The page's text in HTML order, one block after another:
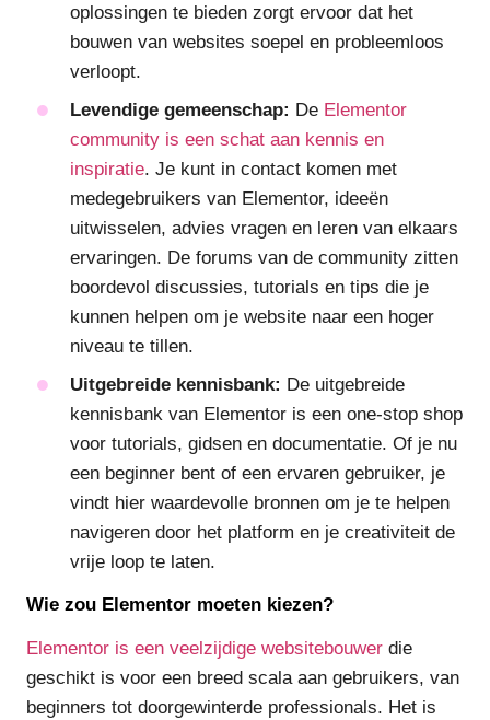
oplossingen te bieden zorgt ervoor dat het
bouwen van websites soepel en probleemloos
verloopt.
Levendige gemeenschap: De Elementor
community is een schat aan kennis en
inspiratie. Je kunt in contact komen met
medegebruikers van Elementor, ideeën
uitwisselen, advies vragen en leren van elkaars
ervaringen. De forums van de community zitten
boordevol discussies, tutorials en tips die je
kunnen helpen om je website naar een hoger
niveau te tillen.
Uitgebreide kennisbank: De uitgebreide
kennisbank van Elementor is een one-stop shop
voor tutorials, gidsen en documentatie. Of je nu
een beginner bent of een ervaren gebruiker, je
vindt hier waardevolle bronnen om je te helpen
navigeren door het platform en je creativiteit de
vrije loop te laten.
Wie zou Elementor moeten kiezen?
Elementor is een veelzijdige websitebouwer die
geschikt is voor een breed scala aan gebruikers, van
beginners tot doorgewinterde professionals. Het is